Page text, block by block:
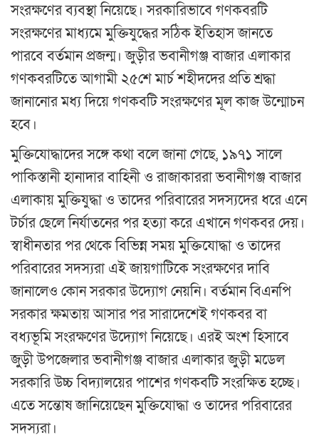
সংরক্ষণের ব্যবস্থা নিয়েছে। সরকারিভাবে গণকবরটি
সংরক্ষণের মাধ্যমে মুক্তিযুদ্ধের সঠিক ইতিহাস জানতে
পারবে বর্তমান প্রজন্ম। জুড়ীর ভবানীগঞ্জ বাজার এলাকার
গণকবরটিতে আগামী ২৫শে মার্চ শহীদদের প্রতি শ্রদ্ধা
জানানোর মধ্য দিয়ে গণকবটি সংরক্ষণের মূল কাজ উন্মোচন
হবে।
মুক্তিযোদ্ধাদের সঙ্গে কথা বলে জানা গেছে, ১৯৭১ সালে
পাকিস্তানী হানাদার বাহিনী ও রাজাকাররা ভবানীগঞ্জ বাজার
এলাকায় মুক্তিযুদ্ধা ও তাদের পরিবারের সদস্যদের ধরে এনে
টর্চার ছেলে নির্যাতনের পর হত্যা করে এখানে গণকবর দেয়।
স্বাধীনতার পর থেকে বিভিন্ন সময় মুক্তিযোদ্ধা ও তাদের
পরিবারের সদস্যরা এই জায়গাটিকে সংরক্ষণের দাবি
জানালেও কোন সরকার উদ্যোগ নেয়নি। বর্তমান বিএনপি
সরকার ক্ষমতায় আসার পর সারাদেশেই গণকবর বা
বধ্যভূমি সংরক্ষণের উদ্যোগ নিয়েছে। এরই অংশ হিসাবে
জুড়ী উপজেলার ভবানীগঞ্জ বাজার এলাকার জুড়ী মডেল
সরকারি উচ্চ বিদ্যালয়ের পাশের গণকবটি সংরক্ষিত হচ্ছে।
এতে সন্তোষ জানিয়েছেন মুক্তিযোদ্ধা ও তাদের পরিবারের
সদস্যরা।